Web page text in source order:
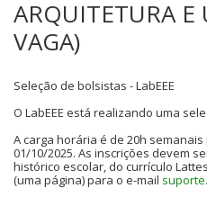
ARQUITETURA E
VAGA)
Seleção de bolsistas - LabEEE
O LabEEE está realizando uma
A carga horária é de 20h
01/10/2025. As inscrições devem
histórico escolar, do currículo
(uma página) para o e-mail